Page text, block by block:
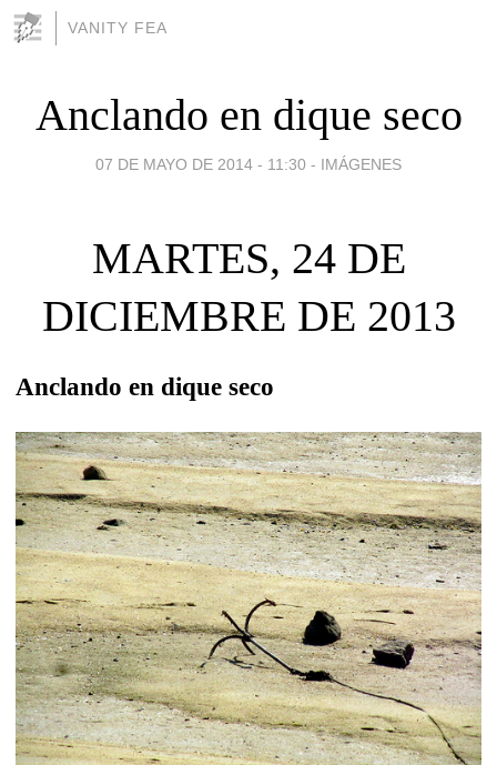
VANITY FEA
Anclando en dique seco
07 DE MAYO DE 2014 - 11:30 - IMÁGENES
MARTES, 24 DE
DICIEMBRE DE 2013
Anclando en dique seco